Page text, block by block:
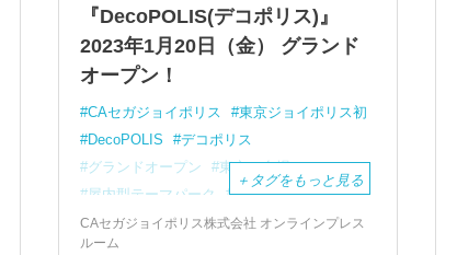
『DecoPOLIS(デコポリス)』
2023年1月20日（金） グランド
オープン！
CAセガジョイポリス
東京ジョイポリス初
DecoPOLIS
デコポリス
グランドオープン
東京・台場
屋内型テーマパーク
東京ジョイポリス
イベント専用エリア
エンターテインメントコンテンツ
＋ タグをもっと見る
CAセガジョイポリス株式会社 オンラインプレス
ルーム